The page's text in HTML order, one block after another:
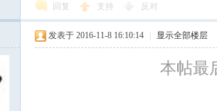
回复 支持 反对
发表于 2016-11-8 16:10:14 显示全部楼层
本帖最